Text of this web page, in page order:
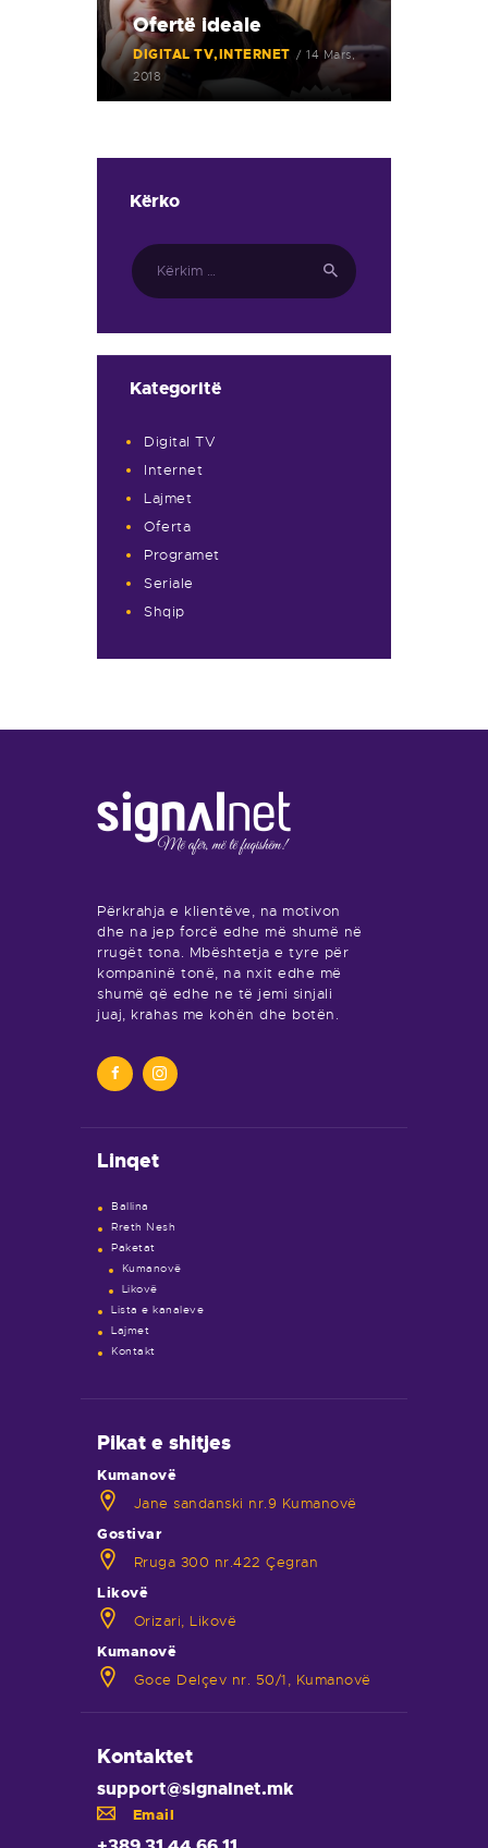
Ofertë ideale
DIGITAL TV INTERNET
14 Mars,
2018
Kërko
Kërko
për:
Kategoritë
Digital TV
Internet
Lajmet
Oferta
Programet
Seriale
Shqip
Përkrahja e klientëve, na motivon
dhe na jep forcë edhe më shumë në
rrugët tona. Mbështetja e tyre për
kompaninë tonë, na nxit edhe më
shumë që edhe ne të jemi sinjali
juaj, krahas me kohën dhe botën.
Linqet
Ballina
Rreth Nesh
Paketat
Kumanovë
Likovë
Lista e kanaleve
Lajmet
Kontakt
Pikat e shitjes
Kumanovë
Jane sandanski nr.9 Kumanovë
Gostivar
Rruga 300 nr.422 Çegran
Likovë
Orizari, Likovë
Kumanovë
Goce Delçev nr. 50/1, Kumanovë
Kontaktet
support@signalnet.mk
Email